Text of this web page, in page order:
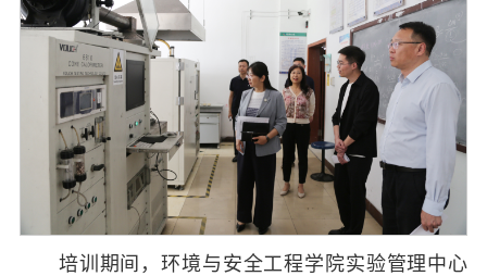
培训期间，环境与安全工程学院实验管理中心